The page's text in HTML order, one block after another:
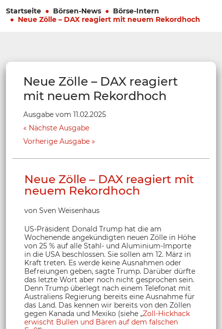
Startseite Börsen-News
Börse-Intern
Neue Zölle – DAX reagiert mit neuem Rekordhoch
Neue Zölle – DAX reagiert
mit neuem Rekordhoch
Ausgabe vom 11.02.2025
Nächste Ausgabe
Vorherige Ausgabe
Neue Zölle – DAX reagiert mit
neuem Rekordhoch
von Sven Weisenhaus
US-Präsident Donald Trump hat die am
Wochenende angekündigten neuen Zölle in Höhe
von 25 % auf alle Stahl- und Aluminium-Importe
in die USA beschlossen. Sie sollen am 12. März in
Kraft treten. Es werde keine Ausnahmen oder
Befreiungen geben, sagte Trump. Darüber dürfte
das letzte Wort aber noch nicht gesprochen sein.
Denn Trump überlegt nach einem Telefonat mit
Australiens Regierung bereits eine Ausnahme für
das Land. Das kennen wir bereits von den Zöllen
gegen Kanada und Mexiko (siehe „Zoll-Hickhack
erwischt Bullen und Bären auf dem falschen